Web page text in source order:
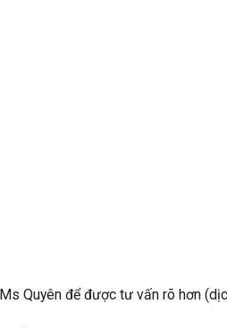
Quyên để được tư vấn rõ hơn